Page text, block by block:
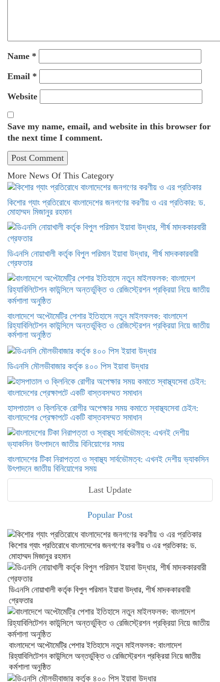
Name *
Email *
Website
Save my name, email, and website in this browser for
the next time I comment.
More News Of This Category
কিশোর গ্যাং প্রতিরোধে বাংলাদেশের জনগণের করণীয় ও এর প্রতিকার: ড.
মোহাম্মদ মিজানুর রহমান
ডিএনসি নোয়াখালী কর্তৃক বিপুল পরিমান ইয়াবা উদ্ধার, শীর্ষ মাদককারবারী
গ্রেফতার
বাংলাদেশে অপ্টোমেট্রি পেশার ইতিহাসে নতুন মাইলফলক: বাংলাদেশ
রিহ্যাবিলিটেশন কাউন্সিলে অন্তর্ভুক্তি ও রেজিস্ট্রেশন প্রক্রিয়া নিয়ে জাতীয়
কর্মশালা অনুষ্ঠিত
ডিএনসি মৌলভীবাজার কর্তৃক ৪০০ পিস ইয়াবা উদ্ধার
হাসপাতাল ও ক্লিনিকে রোগীর অপেক্ষার সময় কমাতে স্বাস্থ্যসেবা চেইন:
বাংলাদেশের প্রেক্ষাপটে একটি বাস্তবসম্মত সমাধান
বাংলাদেশের টিকা নিরাপত্তা ও স্বাস্থ্য সার্বভৌমত্ব: এখনই দেশীয় ভ্যাকসিন
উৎপাদনে জাতীয় বিনিয়োগের সময়
Last Update
Popular Post
কিশোর গ্যাং প্রতিরোধে বাংলাদেশের জনগণের করণীয় ও এর প্রতিকার: ড.
মোহাম্মদ মিজানুর রহমান
ডিএনসি নোয়াখালী কর্তৃক বিপুল পরিমান ইয়াবা উদ্ধার, শীর্ষ মাদককারবারী
গ্রেফতার
বাংলাদেশে অপ্টোমেট্রি পেশার ইতিহাসে নতুন মাইলফলক: বাংলাদেশ
রিহ্যাবিলিটেশন কাউন্সিলে অন্তর্ভুক্তি ও রেজিস্ট্রেশন প্রক্রিয়া নিয়ে জাতীয়
কর্মশালা অনুষ্ঠিত